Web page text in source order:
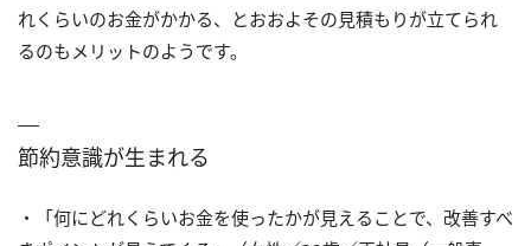
れくらいのお金がかかる、とおおよその見積もりが立てられ
るのもメリットのようです。
節約意識が生まれる
・「何にどれくらいお金を使ったかが見えることで、改善すべ